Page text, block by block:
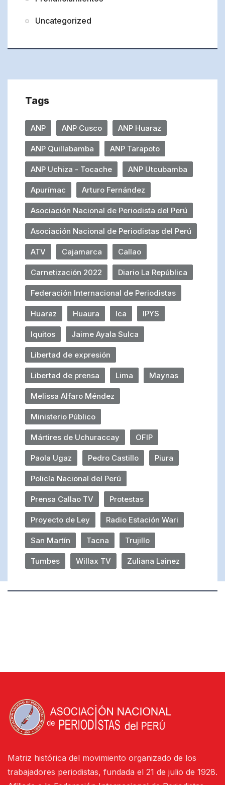
Uncategorized
Tags
ANP ANP Cusco ANP Huaraz
ANP Quillabamba ANP Tarapoto
ANP Uchiza - Tocache ANP Utcubamba
Apurímac Arturo Fernández
Asociación Nacional de Periodista del Perú
Asociación Nacional de Periodistas del Perú
ATV Cajamarca Callao
Carnetización 2022 Diario La República
Federación Internacional de Periodistas
Huaraz Huaura Ica IPYS
Iquitos Jaime Ayala Sulca
Libertad de expresión
Libertad de prensa Lima Maynas
Melissa Alfaro Méndez
Ministerio Público
Mártires de Uchuraccay OFIP
Paola Ugaz Pedro Castillo Piura
Policía Nacional del Perú
Prensa Callao TV Protestas
Proyecto de Ley Radio Estación Wari
San Martín Tacna Trujillo
Tumbes Willax TV Zuliana Lainez
Matriz histórica del movimiento organizado de los
trabajadores periodistas, fundada el 21 de julio de 1928.